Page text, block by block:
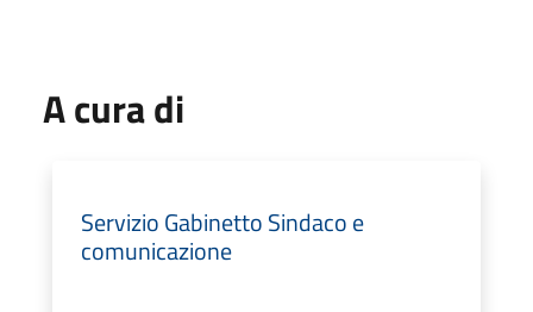
A cura di
Servizio Gabinetto Sindaco e
comunicazione